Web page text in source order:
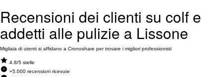
Recensioni dei clienti su colf e
addetti alle pulizie a Lissone
Migliaia di utenti si affidano a Cronoshare per trovare i migliori professionisti
4.8/5 stelle
+5.000 recensioni ricevute